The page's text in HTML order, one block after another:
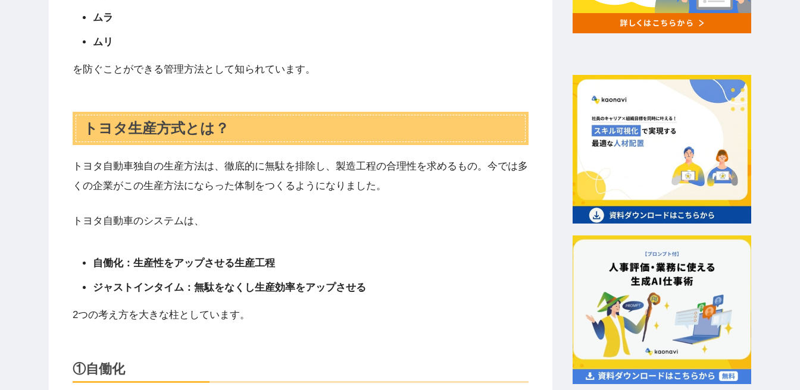
ムラ
ムリ
を防ぐことができる管理方法として知られています。
トヨタ生産方式とは？
トヨタ自動車独自の生産方法は、徹底的に無駄を排除し、製造工程の合理性を求めるもの。今では多
くの企業がこの生産方法にならった体制をつくるようになりました。
トヨタ自動車のシステムは、
自働化：生産性をアップさせる生産工程
ジャストインタイム：無駄をなくし生産効率をアップさせる
2つの考え方を大きな柱としています。
①自働化